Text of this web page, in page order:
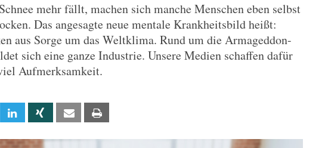
mehr fällt, machen sich manche Menschen eben selbst
Das angesagte neue mentale Krankheitsbild heißt:
aus Sorge um das Weltklima. Rund um die Armageddon-
sich eine ganze Industrie. Unsere Medien schaffen dafür
Aufmerksamkeit.
Twitter Linkedin Xing Email